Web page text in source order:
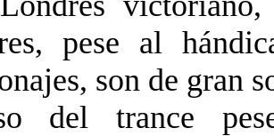
pese al
son de gran
del trance